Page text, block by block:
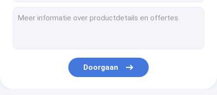
De Stroken van de doucheverbinding
Doorgaan